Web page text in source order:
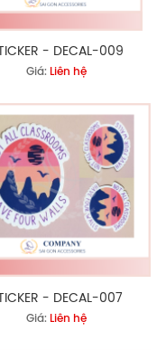
- DECAL-009
Giá: Liên hệ
- DECAL-007
Giá: Liên hệ